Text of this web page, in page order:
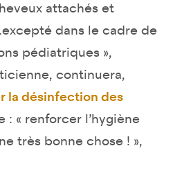
attachés et
dans le cadre de
pédiatriques »,
continuera,
la désinfection des
: « renforcer l’hygiène
très bonne chose ! »,